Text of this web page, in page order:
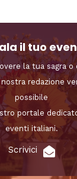
il tuo
la tua sagra o
redazione
possibile
portale
eventi italiani.
Scrivici